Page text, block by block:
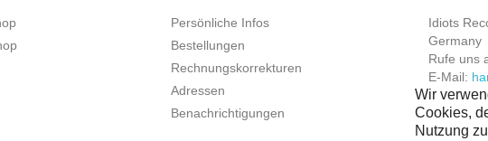
Persönliche Infos
Bestellungen
Rechnungskorrekturen
Adressen
Benachrichtigungen
Idiots
Germany
Rufe uns
E-Mail:
Wir
Cookies,
Nutzung